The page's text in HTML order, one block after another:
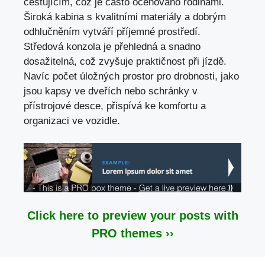
Široká kabina s kvalitními materiály a dobrým
odhlučněním vytváří příjemné prostředí.
Středová konzola je přehledná a snadno
dosažitelná, což zvyšuje praktičnost při jízdě.
Navíc počet úložných prostor pro drobnosti, jako
jsou kapsy ve dveřích nebo schránky v
přístrojové desce, přispívá ke komfortu a
organizaci ve vozidle.
Click here to preview your posts with
PRO themes ››